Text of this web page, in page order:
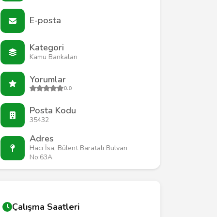
E-posta
Kategori
Kamu Bankaları
Yorumlar
0.0
Posta Kodu
35432
Adres
Hacı İsa, Bülent Baratalı Bulvarı
No:63A
Çalışma Saatleri